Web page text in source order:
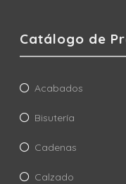
Catálogo de
Acabados
Bisutería
Cadenas
Calzado